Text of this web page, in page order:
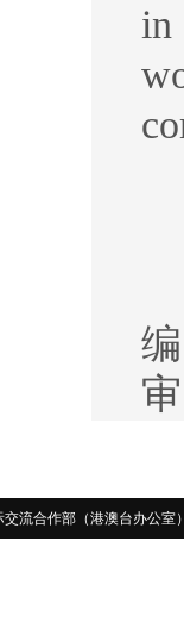
in
交流合作部（港澳台办